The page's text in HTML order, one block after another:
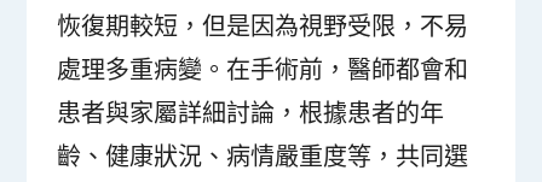
恢復期較短，但是因為視野受限，不易
處理多重病變。在手術前，醫師都會和
患者與家屬詳細討論，根據患者的年
齡、健康狀況、病情嚴重度等，共同選